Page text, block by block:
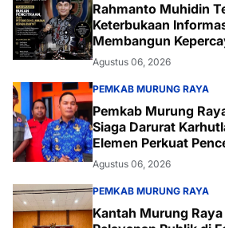
Rahmanto Muhidin
Keterbukaan
Membangun
Agustus 06, 2026
PEMKAB MURUNG RAYA
Pemkab Murung
Siaga Darurat
Elemen Perkuat
Agustus 06, 2026
PEMKAB MURUNG RAYA
Kantah Murung